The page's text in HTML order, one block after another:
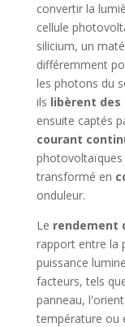
convertir la
cellule
silicium, un
différemment
les photons du
ils libèrent des
ensuite captés
courant
transformé en
onduleur.
Le rendement
rapport entre la
puissance
facteurs, tels
panneau,
température ou